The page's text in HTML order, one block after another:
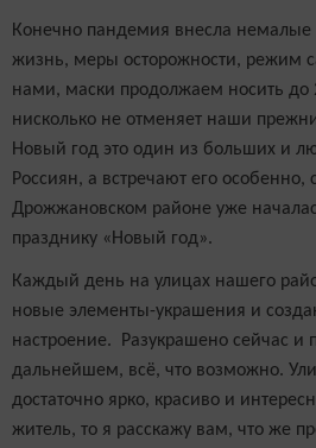
Конечно пандемия внесла немалые
жизнь, меры осторожности, режим
нами, маски продолжаем носить до
нисколько не отменяет наши
Новый год это один из больших и
Россиян, а встречают его особенно,
Дрожжановском районе уже
празднику «Новый год».
Каждый день на улицах нашего
новые элементы-украшения и
настроение. Разукрашено сейчас и
дальнейшем, всё, что возможно.
достаточно ярко, красиво и
житель, то я расскажу вам, что же